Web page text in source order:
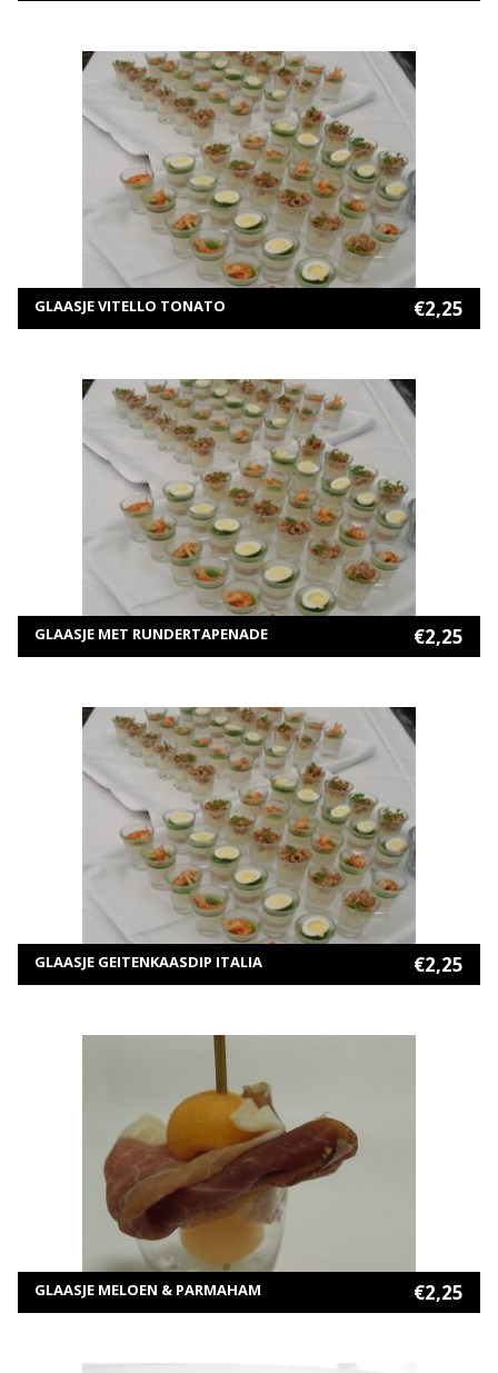
MEER INFORMATIE
TOEVOEGEN AAN WINKELWAGEN
€2,25
GLAASJE VITELLO TONATO
MEER INFORMATIE
TOEVOEGEN AAN WINKELWAGEN
€2,25
GLAASJE MET RUNDERTAPENADE
MEER INFORMATIE
TOEVOEGEN AAN WINKELWAGEN
€2,25
GLAASJE GEITENKAASDIP ITALIA
MEER INFORMATIE
TOEVOEGEN AAN WINKELWAGEN
€2,25
GLAASJE MELOEN & PARMAHAM